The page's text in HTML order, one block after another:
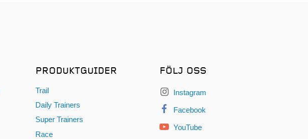
PRODUKTGUIDER
Trail
Daily Trainers
Super Trainers
Race
FÖLJ OSS
Instagram
Facebook
YouTube